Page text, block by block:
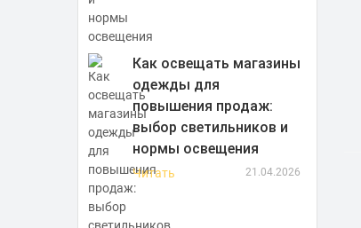
Как освещать магазины
одежды для
повышения продаж:
выбор светильников и
нормы освещения
Читать 21.04.2026